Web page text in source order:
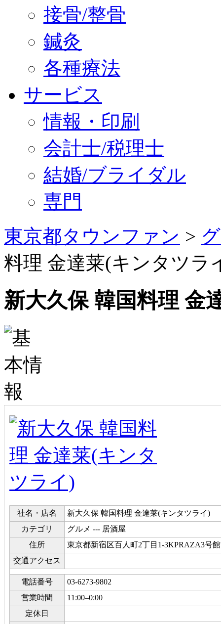
接骨/整骨
鍼灸
各種療法
サービス
情報・印刷
会計士/税理士
結婚/ブライダル
専門
東京都タウンファン >
料理 金達莱(キンタツラ
新大久保 韓国料理 金
社名・店名
新大久保 韓国料理 金達莱(キンタツライ)
カテゴリ
グルメ --- 居酒屋
住所
東京都新宿区百人町2丁目1-3KPRAZA3号
交通アクセス
電話番号
03-6273-9802
営業時間
11:00–0:00
定休日